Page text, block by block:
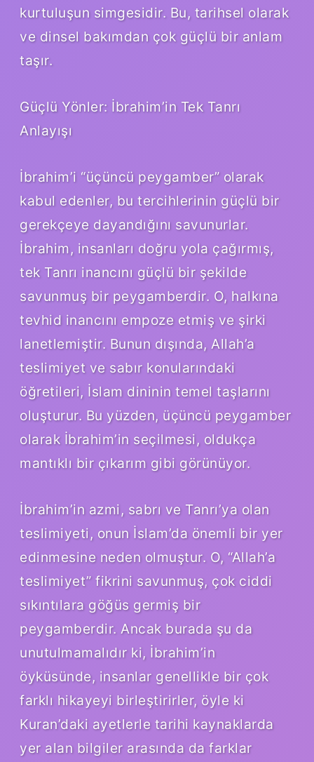
kurtuluşun simgesidir. Bu, tarihsel olarak
ve dinsel bakımdan çok güçlü bir anlam
taşır.
Güçlü Yönler: İbrahim’in Tek Tanrı
Anlayışı
İbrahim’i “üçüncü peygamber” olarak
kabul edenler, bu tercihlerinin güçlü bir
gerekçeye dayandığını savunurlar.
İbrahim, insanları doğru yola çağırmış,
tek Tanrı inancını güçlü bir şekilde
savunmuş bir peygamberdir. O, halkına
tevhid inancını empoze etmiş ve şirki
lanetlemiştir. Bunun dışında, Allah’a
teslimiyet ve sabır konularındaki
öğretileri, İslam dininin temel taşlarını
oluşturur. Bu yüzden, üçüncü peygamber
olarak İbrahim’in seçilmesi, oldukça
mantıklı bir çıkarım gibi görünüyor.
İbrahim’in azmi, sabrı ve Tanrı’ya olan
teslimiyeti, onun İslam’da önemli bir yer
edinmesine neden olmuştur. O, “Allah’a
teslimiyet” fikrini savunmuş, çok ciddi
sıkıntılara göğüs germiş bir
peygamberdir. Ancak burada şu da
unutulmamalıdır ki, İbrahim’in
öyküsünde, insanlar genellikle bir çok
farklı hikayeyi birleştirirler, öyle ki
Kuran’daki ayetlerle tarihi kaynaklarda
yer alan bilgiler arasında da farklar